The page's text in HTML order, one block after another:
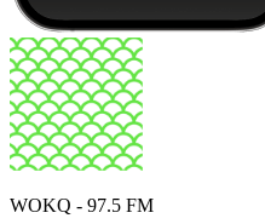
WOKQ - 97.5 FM